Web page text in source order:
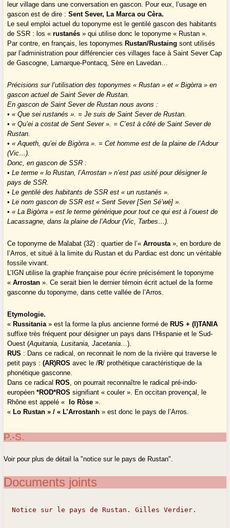
leur village dans une conversation en gascon. Pour eux, l’usage en
gascon est de dire :Sent Sever, La Marca ou Cèra.
Le seul emploi actuel du toponyme est le gentilé gascon des habitants
de SSR : los «rustanés » qui utilise donc le toponyme « Rustan ».
Par contre, en français, les toponymes Rustan/Rustaing sont utilisés
par l’administration pour différencier ces villages face à Saint Sever Cap
de Gascogne, Lamarque-Pontacq, Sère en Lavedan…
Précisions sur l’utilisation des toponymes « Rustan » et « Bigòrra » en
gascon actuel de Saint Sever de Rustan.
En gascon de Saint Sever de Rustan nous avons :
• « Que sei rustanés ». = Je suis de Saint Sever de Rustan.
• « Qu’ei a costat de Sent Sever ». = C’est à côté de Saint Sever de
Rustan.
• « Aqueth, qu’ei de Bigòrra ». = Cet homme est de la plaine de l’Adour
(Vic…).
Donc, en gascon de SSR :
• Le terme « lo Rustan, l’Arrostan » n’est pas usité pour désigner le
pays de SSR.
• Le gentilé des habitants de SSR est « un rustanés ».
• Le nom gascon de SSR est « Sent Sever [Sen Sé’wé] ».
• « La Bigòrra » est le terme générique pour tout ce qui est à l’ouest de
Lacassagne, dans la plaine de l’Adour (Vic, Tarbes…).
Ce toponyme de Malabat (32) : quartier de l’«Arrousta», en bordure de
l’Arros, et situé à la limite du Rustan et du Pardiac est donc un véritable
fossile vivant.
L’IGN utilise la graphie française pour écrire précisément le toponyme
«Arrostan ». Ce serait bien le dernier témoin écrit actuel de la forme
gasconne du toponyme, dans cette vallée de l’Arros.
Etymologie.
« Russitania» est la forme la plus ancienne formé de RUS + (I)TANIA
suffixe très fréquent pour désigner un pays dans l’Hispanie et le Sud-
Ouest (Aquitania, Lusitania, Jacetania…).
RUS : Dans ce radical, on reconnait le nom de la rivière qui traverse le
petit pays :(AR)ROSavec le /R/ prothétique caractéristique de la
phonétique gasconne.
Dans ce radical ROS, on pourrait reconnaître le radical pré-indo-
européen*ROD*ROS signifiant « couler ». En occitan provençal, le
Rhône est appelé «
lo Ròse ».
« Lo Rustan » / « L’Arrostanh » est donc le pays de l’Arros.
P.-S.
Voir pour plus de détail la "notice sur le pays de Rustan".
Documents joints
Notice sur le pays de Rustan. Gilles Verdier.